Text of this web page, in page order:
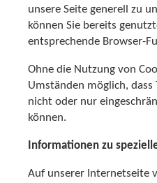
unsere Seite generell zu
können Sie bereits
entsprechende Browser-
Ohne die Nutzung von
Umständen möglich,
nicht oder nur
können.
Informationen zu
Auf unserer Internetseite